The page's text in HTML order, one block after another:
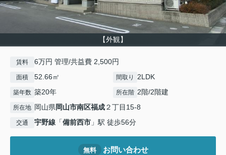
【外観】
賃料 6万円 管理/共益費 2,500円
面積 52.66㎡ 間取り 2LDK
築年数 築20年 所在階 2階/2階建
所在地 岡山県岡山市南区福成２丁目15-8
交通 宇野線 「備前西市 」駅 徒歩56分
無料 お問い合わせ